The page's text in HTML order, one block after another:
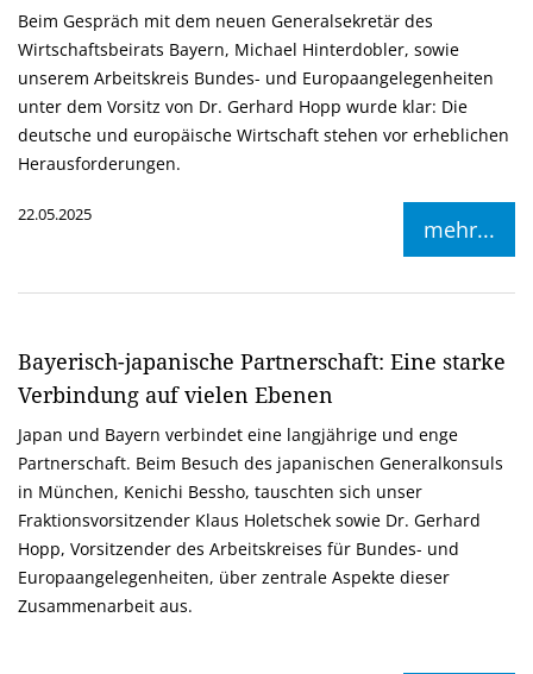
Beim Gespräch mit dem neuen Generalsekretär des
Wirtschaftsbeirats Bayern, Michael Hinterdobler, sowie
unserem Arbeitskreis Bundes- und Europaangelegenheiten
unter dem Vorsitz von Dr. Gerhard Hopp wurde klar: Die
deutsche und europäische Wirtschaft stehen vor erheblichen
Herausforderungen.
22.05.2025
mehr...
Bayerisch-japanische Partnerschaft: Eine starke
Verbindung auf vielen Ebenen
Japan und Bayern verbindet eine langjährige und enge
Partnerschaft. Beim Besuch des japanischen Generalkonsuls
in München, Kenichi Bessho, tauschten sich unser
Fraktionsvorsitzender Klaus Holetschek sowie Dr. Gerhard
Hopp, Vorsitzender des Arbeitskreises für Bundes- und
Europaangelegenheiten, über zentrale Aspekte dieser
Zusammenarbeit aus.